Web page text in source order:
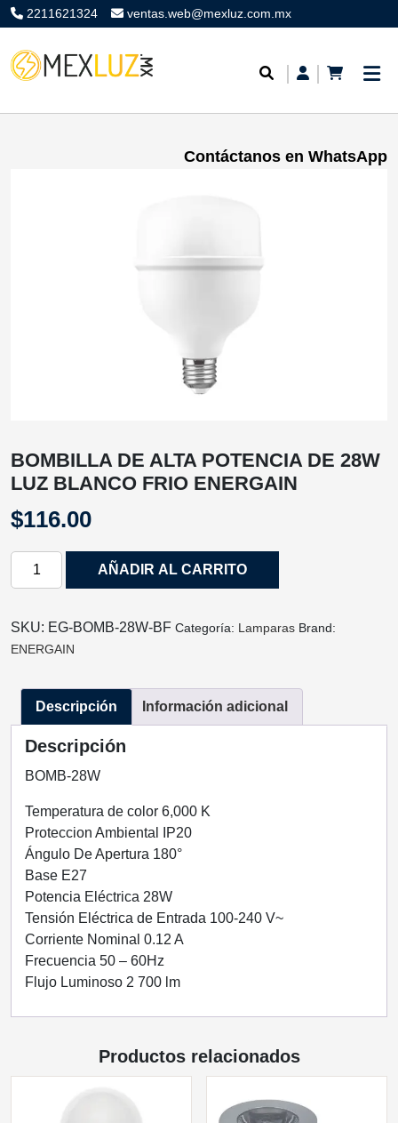
2211621324 ventas.web@mexluz.com.mx
Contáctanos en WhatsApp
BOMBILLA DE ALTA POTENCIA DE 28W
LUZ BLANCO FRIO ENERGAIN
$116.00
BOMBILLA
POTENCIA
DE
LUZ
BLANCO
FRIO
ENERGAIN
cantidad
AÑADIR AL CARRITO
SKU: EG-BOMB-28W-BF Categoría: Lamparas Brand:
ENERGAIN
Descripción Información adicional
Descripción
BOMB-28W
Temperatura de color 6,000 K
Proteccion Ambiental IP20
Ángulo De Apertura 180°
Base E27
Potencia Eléctrica 28W
Tensión Eléctrica de Entrada 100-240 V~
Corriente Nominal 0.12 A
Frecuencia 50 – 60Hz
Flujo Luminoso 2 700 lm
Productos relacionados